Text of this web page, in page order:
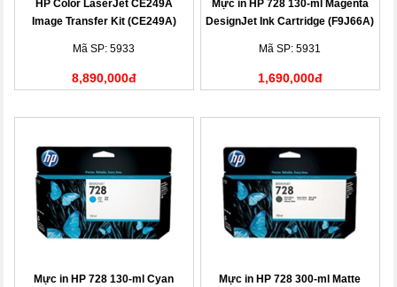
HP Color LaserJet CE249A
Image Transfer Kit (CE249A)
Mã SP: 5933
8,890,000đ
Mực in HP 728 130-ml Magenta
DesignJet Ink Cartridge (F9J66A)
Mã SP: 5931
1,690,000đ
Mực in HP 728 130-ml Cyan
Mực in HP 728 300-ml Matte